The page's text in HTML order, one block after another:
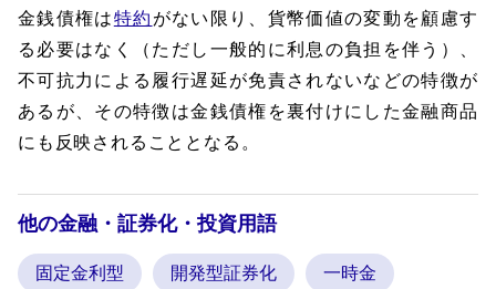
金銭債権は特約 がない限り、貨幣価値の変動を顧慮す
る必要はなく（ただし一般的に利息の負担を伴う）、
不可抗力による履行遅延が免責されないなどの特徴が
あるが、その特徴は金銭債権を裏付けにした金融商品
にも反映されることとなる。
他の金融・証券化・投資用語
固定金利型 開発型証券化 一時金